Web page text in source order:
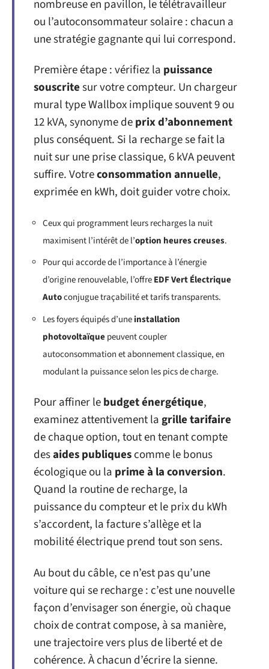
nombreuse en pavillon, le télétravailleur
ou l’autoconsommateur solaire : chacun a
une stratégie gagnante qui lui correspond.
Première étape : vérifiez la puissance
souscritesur votre compteur. Un chargeur
mural type Wallbox implique souvent 9 ou
12 kVA, synonyme deprix d’abonnement
plus conséquent. Si la recharge se fait la
nuit sur une prise classique, 6 kVA peuvent
suffire. Votreconsommation annuelle,
exprimée en kWh, doit guider votre choix.
Ceux qui programment leurs recharges la nuit
maximisent l’intérêt de l’option heures creuses.
Pour qui accorde de l’importance à l’énergie
d’origine renouvelable, l’offreEDF Vert Électrique
Autoconjugue traçabilité et tarifs transparents.
Les foyers équipés d’uneinstallation
photovoltaïquepeuvent coupler
autoconsommation et abonnement classique, en
modulant la puissance selon les pics de charge.
Pour affiner lebudget énergétique,
examinez attentivement lagrille tarifaire
de chaque option, tout en tenant compte
desaides publiquescomme le bonus
écologique ou la prime à la conversion.
Quand la routine de recharge, la
puissance du compteur et le prix du kWh
s’accordent, la facture s’allège et la
mobilité électrique prend tout son sens.
Au bout du câble, ce n’est pas qu’une
voiture qui se recharge : c’est une nouvelle
façon d’envisager son énergie, où chaque
choix de contrat compose, à sa manière,
une trajectoire vers plus de liberté et de
cohérence. À chacun d’écrire la sienne.